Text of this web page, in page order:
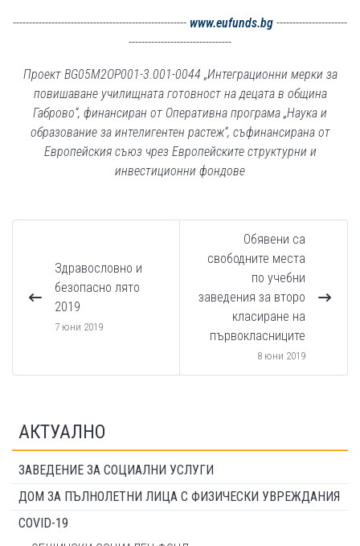
------------------------------------------------------ www.eufunds.bg ----------------------
--------------------------------
Проект BG05M2OP001-3.001-0044 „Интеграционни мерки за
повишаване училищната готовност на децата в община
Габрово“, финансиран от Оперативна програма „Наука и
образование за интелигентен растеж“, съфинансирана от
Европейския съюз чрез Европейските структурни и
инвестиционни фондове
Здравословно и
безопасно лято
2019
7 юни 2019
Обявени са
свободните места
по учебни
заведения за второ
класиране на
първокласниците
8 юни 2019
АКТУАЛНО
ЗАВЕДЕНИЕ ЗА СОЦИАЛНИ УСЛУГИ
ДОМ ЗА ПЪЛНОЛЕТНИ ЛИЦА С ФИЗИЧЕСКИ УВРЕЖДАНИЯ
COVID-19